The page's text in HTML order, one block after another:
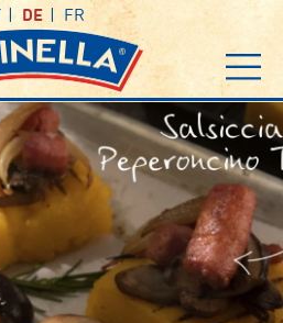
DE FR